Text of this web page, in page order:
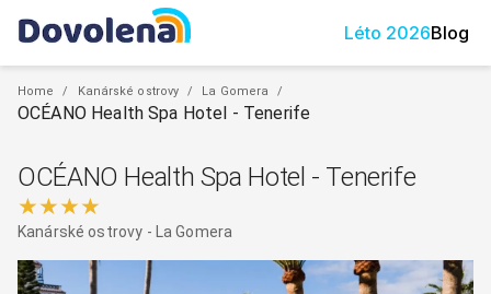
Léto 2026Blog
Home / Kanárské ostrovy / La Gomera /
OCÉANO Health Spa Hotel - Tenerife
OCÉANO Health Spa Hotel - Tenerife
★★★★
Kanárské ostrovy - La Gomera